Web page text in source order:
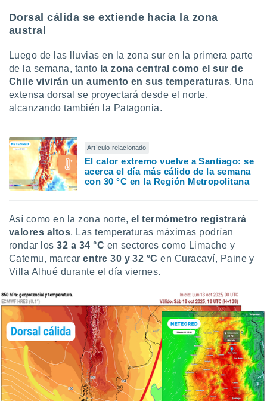
Dorsal cálida se extiende hacia la zona
austral
Luego de las lluvias en la zona sur en la primera parte
de la semana, tanto la zona central como el sur de
Chile vivirán un aumento en sus temperaturas. Una
extensa dorsal se proyectará desde el norte,
alcanzando también la Patagonia.
Artículo relacionado
El calor extremo vuelve a Santiago: se
acerca el día más cálido de la semana
con 30 °C en la Región Metropolitana
Así como en la zona norte, el termómetro registrará
valores altos. Las temperaturas máximas podrían
rondar los 32 a 34 °C en sectores como Limache y
Catemu, marcarentre 30 y 32 °Cen Curacaví, Paine y
Villa Alhué durante el día viernes.